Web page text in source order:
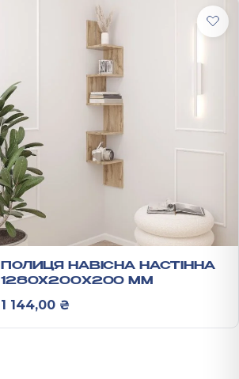
ПОЛИЦЯ НАВІСНА НАСТІННА
1280Х200Х200 ММ
1 144,00 ₴